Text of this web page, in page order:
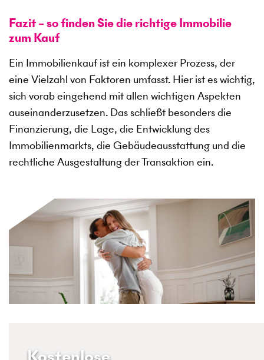
Fazit – so finden Sie die richtige Immobilie
zum Kauf
Ein Immobilienkauf ist ein komplexer Prozess, der
eine Vielzahl von Faktoren umfasst. Hier ist es wichtig,
sich vorab eingehend mit allen wichtigen Aspekten
auseinanderzusetzen. Das schließt besonders die
Finanzierung, die Lage, die Entwicklung des
Immobilienmarkts, die Gebäudeausstattung und die
rechtliche Ausgestaltung der Transaktion ein.